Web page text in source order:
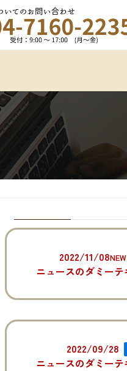
2022/11/08NEW
2022/09/28